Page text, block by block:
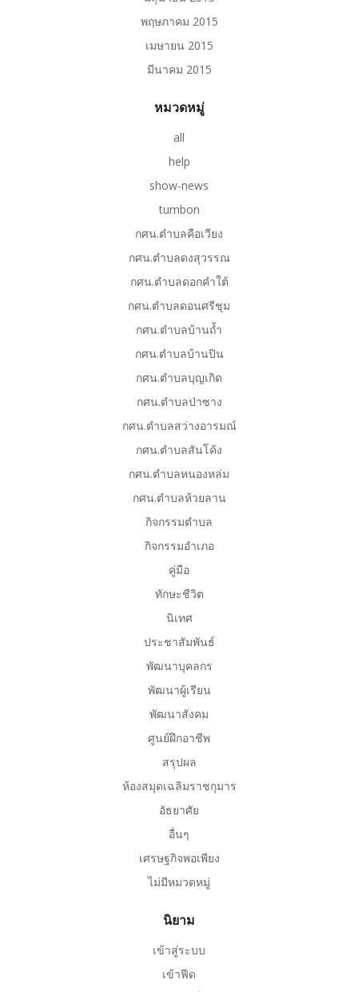
พฤษภาคม 2015
เมษายน 2015
มีนาคม 2015
หมวดหมู่
all
help
show-news
tumbon
กศน.ตำบลคือเวียง
กศน.ตำบลดงสุวรรณ
กศน.ตำบลดอกคำใต้
กศน.ตำบลดอนศรีชุม
กศน.ตำบลบ้านถ้ำ
กศน.ตำบลบ้านปิน
กศน.ตำบลบุญเกิด
กศน.ตำบลป่าซาง
กศน.ตำบลสว่างอารมณ์
กศน.ตำบลสันโค้ง
กศน.ตำบลหนองหล่ม
กศน.ตำบลห้วยลาน
กิจกรรมตำบล
กิจกรรมอำเภอ
คู่มือ
ทักษะชีวิต
นิเทศ
ประชาสัมพันธ์
พัฒนาบุคลกร
พัฒนาผู้เรียน
พัฒนาสังคม
ศูนย์ฝึกอาชีพ
สรุปผล
ห้องสมุดเฉลิมราชกุมาร
อัธยาศัย
อื่นๆ
เศรษฐกิจพอเพียง
ไม่มีหมวดหมู่
นิยาม
เข้าสู่ระบบ
เข้าฟีด